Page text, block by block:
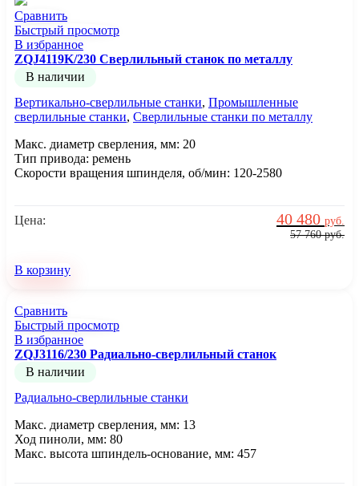
Сравнить
Быстрый просмотр
В избранное
ZQJ4119K/230 Сверлильный станок по металлу
В наличии
Вертикально-сверлильные станки, Промышленные
сверлильные станки, Сверлильные станки по металлу
Цена:
57 760руб.
40 480 руб.
Макс. диаметр сверления, мм: 20
Тип привода: ремень
Скорости вращения шпинделя, об/мин: 120-2580
В корзину
Сравнить
Быстрый просмотр
В избранное
ZQJ3116/230 Радиально-сверлильный станок
В наличии
Радиально-сверлильные станки
Макс. диаметр сверления, мм: 13
Ход пиноли, мм: 80
Макс. высота шпиндель-основание, мм: 457